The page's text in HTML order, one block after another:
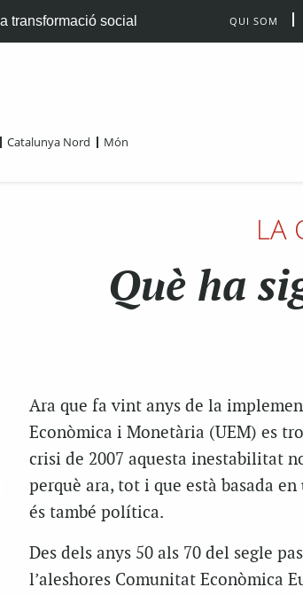
transformació social QUI SOM
Catalunya Nord Món
LA
Què ha
Ara que fa vint anys de la
Econòmica i Monetària (UEM) es
crisi de 2007 aquesta inestabilitat
perquè ara, tot i que està basada
és també política.
Des dels anys 50 als 70 del segle
l’aleshores Comunitat Econòmica